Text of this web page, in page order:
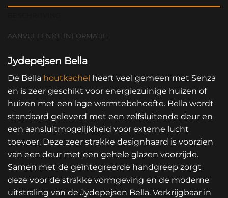
AANVULLENDE INFORMATIE
Jydepejsen Bella
De Bella houtkachel heeft veel gemeen met Senza
en is zeer geschikt voor energiezuinige huizen of
huizen met een lage warmtebehoefte. Bella wordt
standaard geleverd met een zelfsluitende deur en
een aansluitmogelijkheid voor externe lucht
toevoer. Deze zeer strakke designhaard is voorzien
van een deur met een gehele glazen voorzijde.
Samen met de geïntegreerde handgreep zorgt
deze voor de strakke vormgeving en de moderne
uitstraling van de Jydepejsen Bella. Verkrijgbaar in